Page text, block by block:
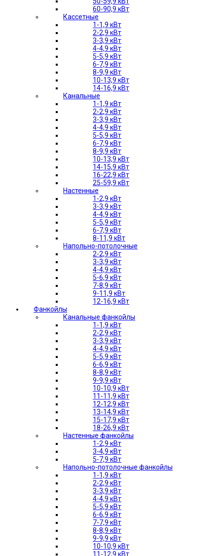
60-90,9 кВт
Кассетные
1-1,9 кВт
2-2,9 кВт
3-3,9 кВт
4-4,9 кВт
5-5,9 кВт
6-7,9 кВт
8-9,9 кВт
10-13,9 кВт
14-16,9 кВт
Канальные
1-1,9 кВт
2-2,9 кВт
3-3,9 кВт
4-4,9 кВт
5-5,9 кВт
6-7,9 кВт
8-9,9 кВт
10-13,9 кВт
14-15,9 кВт
16-22,9 кВт
25-59,9 кВт
Настенные
1-2,9 кВт
3-3,9 кВт
4-4,9 кВт
5-5,9 кВт
6-7,9 кВт
8-11,9 кВт
Напольно-потолочные
2-2,9 кВт
3-3,9 кВт
4-4,9 кВт
5-6,9 кВт
7-8,9 кВт
9-11,9 кВт
12-16,9 кВт
Фанкойлы
Канальные фанкойлы
1-1,9 кВт
2-2,9 кВт
3-3,9 кВт
4-4,9 кВт
5-5,9 кВт
6-6,9 кВт
8-8,9 кВт
9-9,9 кВт
10-10,9 кВт
11-11,9 кВт
12-12,9 кВт
13-14,9 кВт
15-17,9 кВт
18-26,9 кВт
Настенные фанкойлы
1-2,9 кВт
3-4,9 кВт
5-7,9 кВт
Напольно-потолочные фанкойлы
1-1,9 кВт
2-2,9 кВт
3-3,9 кВт
4-4,9 кВт
5-5,9 кВт
6-6,9 кВт
7-7,9 кВт
8-8,9 кВт
9-9,9 кВт
10-10,9 кВт
11-12,9 кВт